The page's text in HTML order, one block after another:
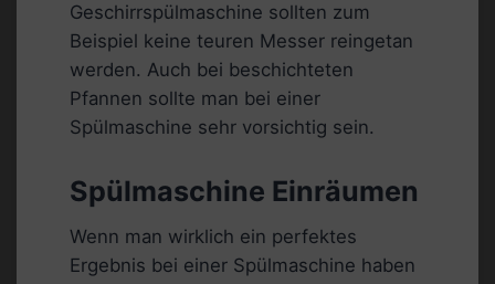
Geschirrspülmaschine sollten zum
Beispiel keine teuren Messer reingetan
werden. Auch bei beschichteten
Pfannen sollte man bei einer
Spülmaschine sehr vorsichtig sein.
Spülmaschine Einräumen
Wenn man wirklich ein perfektes
Ergebnis bei einer Spülmaschine haben